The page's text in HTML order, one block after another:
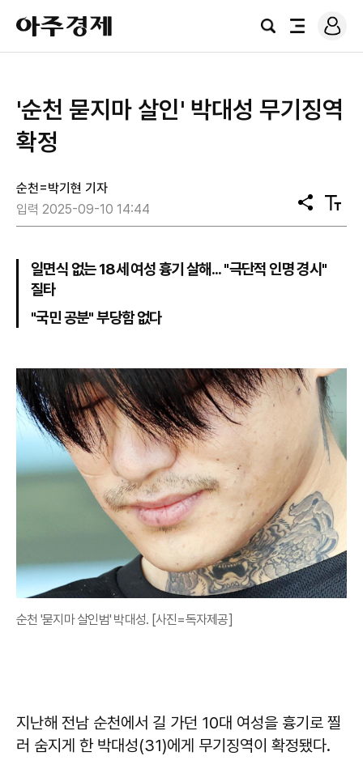
아
주
경
검
전
로
그
'순천 묻지마 살인' 박대성 무기징역
확정
순천=박기현 기자
입력 2025-09-10 14:44
공
유
텍
스
일면식 없는 18세 여성 흉기 살해... "극단적 인명 경시"
질타
"국민 공분" 부당함 없다
순천 '묻지마 살인범' 박대성. [사진=독자제공]
지난해 전남 순천에서 길 가던 10대 여성을 흉기로 찔
러 숨지게 한 박대성(31)에게 무기징역이 확정됐다.